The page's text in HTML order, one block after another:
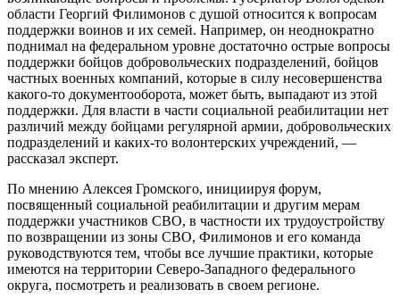
области Георгий Филимонов с душой относится к вопросам
поддержки воинов и их семей. Например, он неоднократно
поднимал на федеральном уровне достаточно острые вопросы
поддержки бойцов добровольческих подразделений, бойцов
частных военных компаний, которые в силу несовершенства
какого-то документооборота, может быть, выпадают из этой
поддержки. Для власти в части социальной реабилитации нет
различий между бойцами регулярной армии, добровольческих
подразделений и каких-то волонтерских учреждений, —
рассказал эксперт.
По мнению Алексея Громского, инициируя форум,
посвященный социальной реабилитации и другим мерам
поддержки участников СВО, в частности их трудоустройству
по возвращении из зоны СВО, Филимонов и его команда
руководствуются тем, чтобы все лучшие практики, которые
имеются на территории Северо-Западного федерального
округа, посмотреть и реализовать в своем регионе.